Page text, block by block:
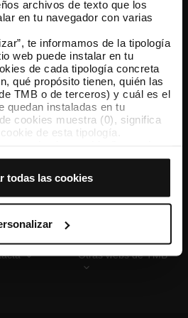
archivos de texto que los
en tu navegador con varias
te informamos de la tipología
web puede instalar en tu
de cada tipología concreta
qué propósito tienen, quién las
TMB o de terceros) y cuál es el
quedan instaladas en tu
cookies muestra (0), significa
de esta tipología.
se instalen en tu navegador.
indicar si quieres que se
de esa clase.
tus preferencias, debes
y configurar”. Así se instalarán
que selecciones las cookies
permiten recordar tus
(como el idioma) y mejoran tu
todas las cookies
tus billetes
Google Play
Otras webs de TMB